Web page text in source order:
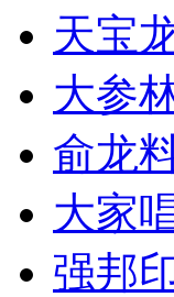
天宝
大参
俞龙
大家
强邦